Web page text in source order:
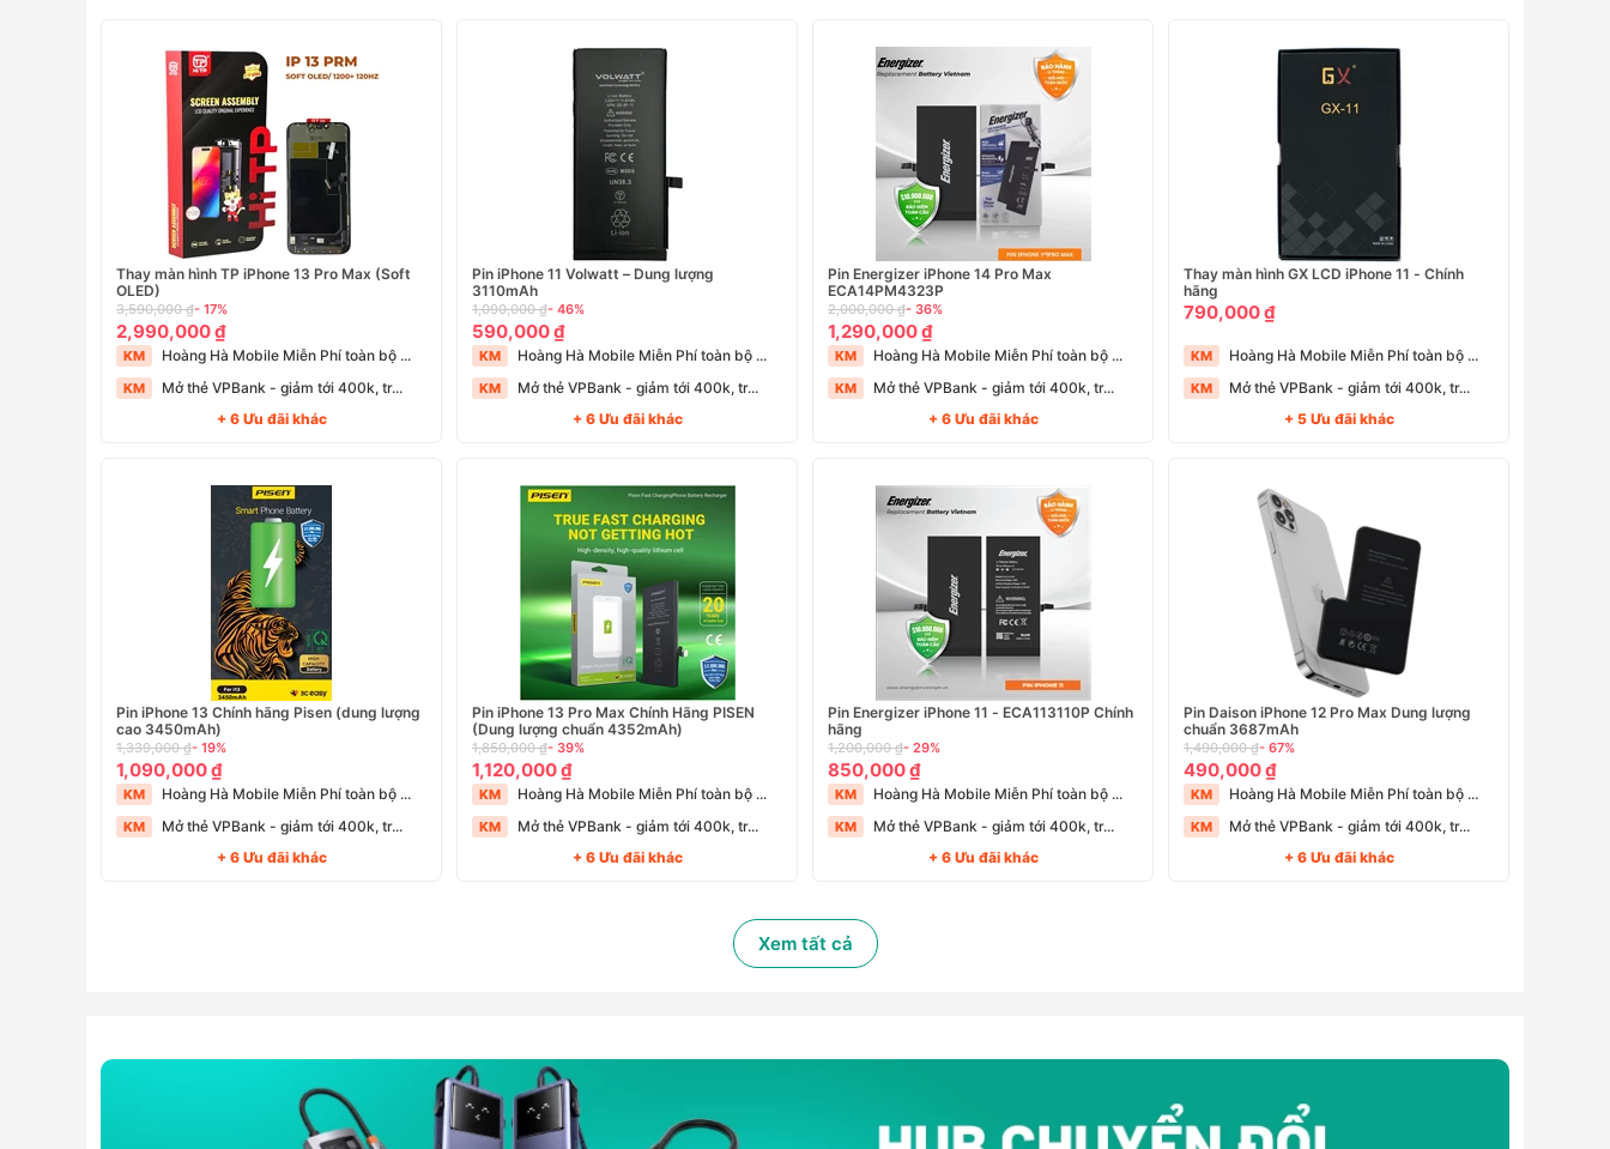
Thay màn hình TP iPhone 13 Pro Max (Soft
OLED)
3,590,000 ₫- 17%
2,990,000 ₫
KM Hoàng Hà Mobile Miễn Phí toàn bộ ...
KM
Mở thẻ VPBank - giảm tới 400k, tr...
+ 6 Ưu đãi khác
Pin iPhone 11 Volwatt – Dung lượng
3110mAh
1,090,000 ₫- 46%
590,000 ₫
KM Hoàng Hà Mobile Miễn Phí toàn bộ ...
KM
Mở thẻ VPBank - giảm tới 400k, tr...
+ 6 Ưu đãi khác
Pin Energizer iPhone 14 Pro Max
ECA14PM4323P
2,000,000 ₫- 36%
1,290,000 ₫
KM Hoàng Hà Mobile Miễn Phí toàn bộ ...
KM
Mở thẻ VPBank - giảm tới 400k, tr...
+ 6 Ưu đãi khác
Thay màn hình GX LCD iPhone 11 - Chính
hãng
790,000 ₫
KM Hoàng Hà Mobile Miễn Phí toàn bộ ...
KM
Mở thẻ VPBank - giảm tới 400k, tr...
+ 5 Ưu đãi khác
Pin iPhone 13 Chính hãng Pisen (dung lượng
cao 3450mAh)
1,339,000 ₫- 19%
1,090,000 ₫
KM Hoàng Hà Mobile Miễn Phí toàn bộ ...
KM
Mở thẻ VPBank - giảm tới 400k, tr...
+ 6 Ưu đãi khác
Pin iPhone 13 Pro Max Chính Hãng PISEN
(Dung lượng chuẩn 4352mAh)
1,850,000 ₫- 39%
1,120,000 ₫
KM Hoàng Hà Mobile Miễn Phí toàn bộ ...
KM
Mở thẻ VPBank - giảm tới 400k, tr...
+ 6 Ưu đãi khác
Pin Energizer iPhone 11 - ECA113110P Chính
hãng
1,200,000 ₫- 29%
850,000 ₫
KM Hoàng Hà Mobile Miễn Phí toàn bộ ...
KM
Mở thẻ VPBank - giảm tới 400k, tr...
+ 6 Ưu đãi khác
Pin Daison iPhone 12 Pro Max Dung lượng
chuẩn 3687mAh
1,490,000 ₫- 67%
490,000 ₫
KM Hoàng Hà Mobile Miễn Phí toàn bộ ...
KM
Mở thẻ VPBank - giảm tới 400k, tr...
+ 6 Ưu đãi khác
Xem tất cả